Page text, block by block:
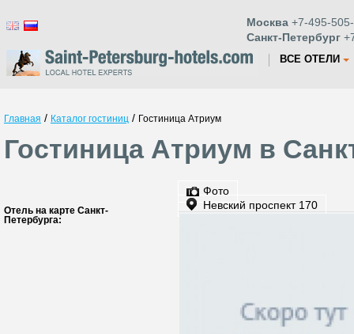
Москва +7-495-
Санкт-Петербург
ВСЕ ОТЕЛИ
Главная / Каталог гостиниц / Гостиница Атриум
Гостиница Атриум в
Отель на карте Санкт-
Петербурга:
Фото
Невский проспект 170